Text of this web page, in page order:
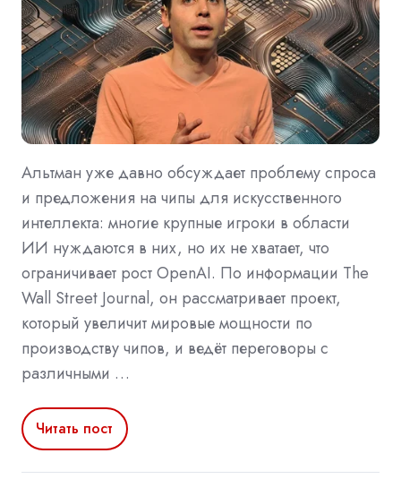
Альтман уже давно обсуждает проблему спроса
и предложения на чипы для искусственного
интеллекта: многие крупные игроки в области
ИИ нуждаются в них, но их не хватает, что
ограничивает рост OpenAI. По информации The
Wall Street Journal, он рассматривает проект,
который увеличит мировые мощности по
производству чипов, и ведёт переговоры с
различными …
Читать пост